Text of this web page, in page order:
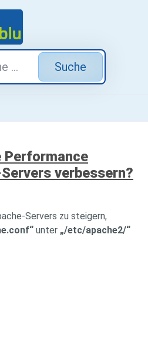
Suche
Performance
verbessern?
Servers zu steigern,
unter „/etc/apache2/“